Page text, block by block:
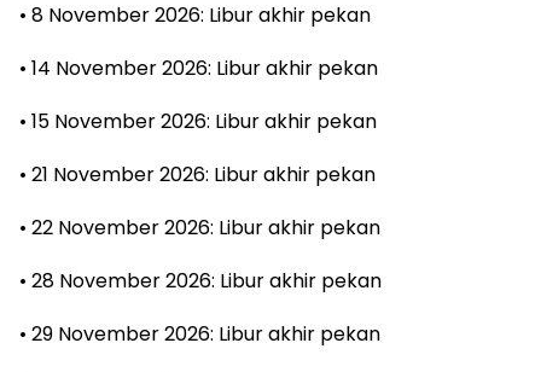
• 8 November 2026: Libur akhir pekan
• 14 November 2026: Libur akhir pekan
• 15 November 2026: Libur akhir pekan
• 21 November 2026: Libur akhir pekan
• 22 November 2026: Libur akhir pekan
• 28 November 2026: Libur akhir pekan
• 29 November 2026: Libur akhir pekan